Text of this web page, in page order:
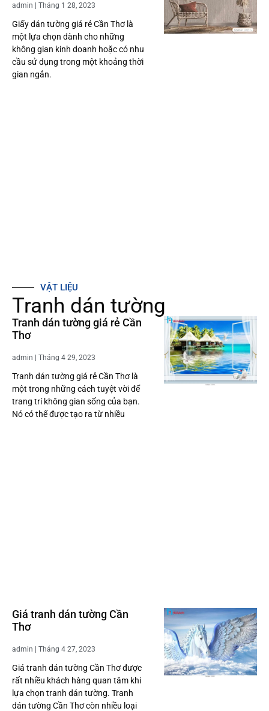
admin Tháng 1 28, 2023
Giấy dán tường giá rẻ Cần Thơ là
một lựa chọn dành cho những
không gian kinh doanh hoặc có nhu
cầu sử dụng trong một khoảng thời
gian ngắn.
VẬT LIỆU
Tranh dán tường
Tranh dán tường giá rẻ Cần
Thơ
admin Tháng 4 29, 2023
Tranh dán tường giá rẻ Cần Thơ là
một trong những cách tuyệt vời để
trang trí không gian sống của bạn.
Nó có thể được tạo ra từ nhiều
Giá tranh dán tường Cần
Thơ
admin Tháng 4 27, 2023
Giá tranh dán tường Cần Thơ được
rất nhiều khách hàng quan tâm khi
lựa chọn tranh dán tường. Tranh
dán tường Cần Thơ còn nhiều loại